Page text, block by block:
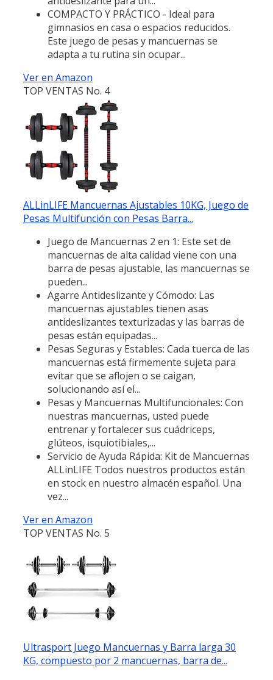
COMPACTO Y PRÁCTICO - Ideal para
gimnasios en casa o espacios reducidos.
Este juego de pesas y mancuernas se
adapta a tu rutina sin ocupar...
Ver en Amazon
TOP VENTAS No. 4
ALLinLIFE Mancuernas Ajustables 10KG, Juego de
Pesas Multifunción con Pesas Barra...
Juego de Mancuernas 2 en 1: Este set de
mancuernas de alta calidad viene con una
barra de pesas ajustable, las mancuernas se
pueden...
Agarre Antideslizante y Cómodo: Las
mancuernas ajustables tienen asas
antideslizantes texturizadas y las barras de
pesas están equipadas...
Pesas Seguras y Estables: Cada tuerca de las
mancuernas está firmemente sujeta para
evitar que se aflojen o se caigan,
solucionando así el...
Pesas y Mancuernas Multifuncionales: Con
nuestras mancuernas, usted puede
entrenar y fortalecer sus cuádriceps,
glúteos, isquiotibiales,...
Servicio de Ayuda Rápida: Kit de Mancuernas
ALLinLIFE Todos nuestros productos están
en stock en nuestro almacén español. Una
vez...
Ver en Amazon
TOP VENTAS No. 5
Ultrasport Juego Mancuernas y Barra larga 30
KG, compuesto por 2 mancuernas, barra de...